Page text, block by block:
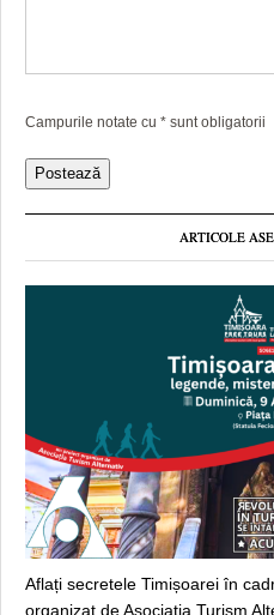
Campurile notate cu * sunt obligatorii
ARTICOLE
Aflați secretele Timișoarei în
organizat de Asociația Turism